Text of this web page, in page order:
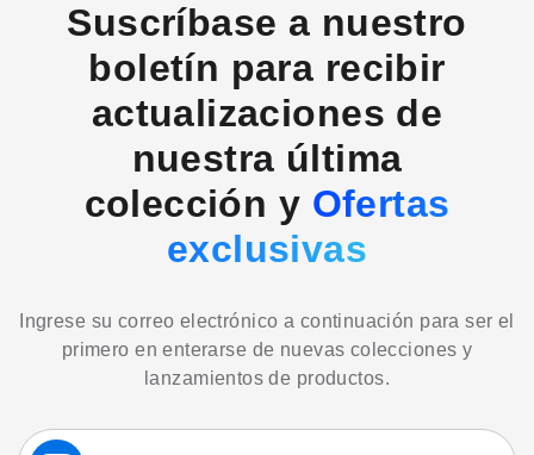
Suscríbase a nuestro
boletín para recibir
actualizaciones de
nuestra última
colección y Ofertas
exclusivas
Ingrese su correo electrónico a continuación para ser el
primero en enterarse de nuevas colecciones y
lanzamientos de productos.
Suscríbase